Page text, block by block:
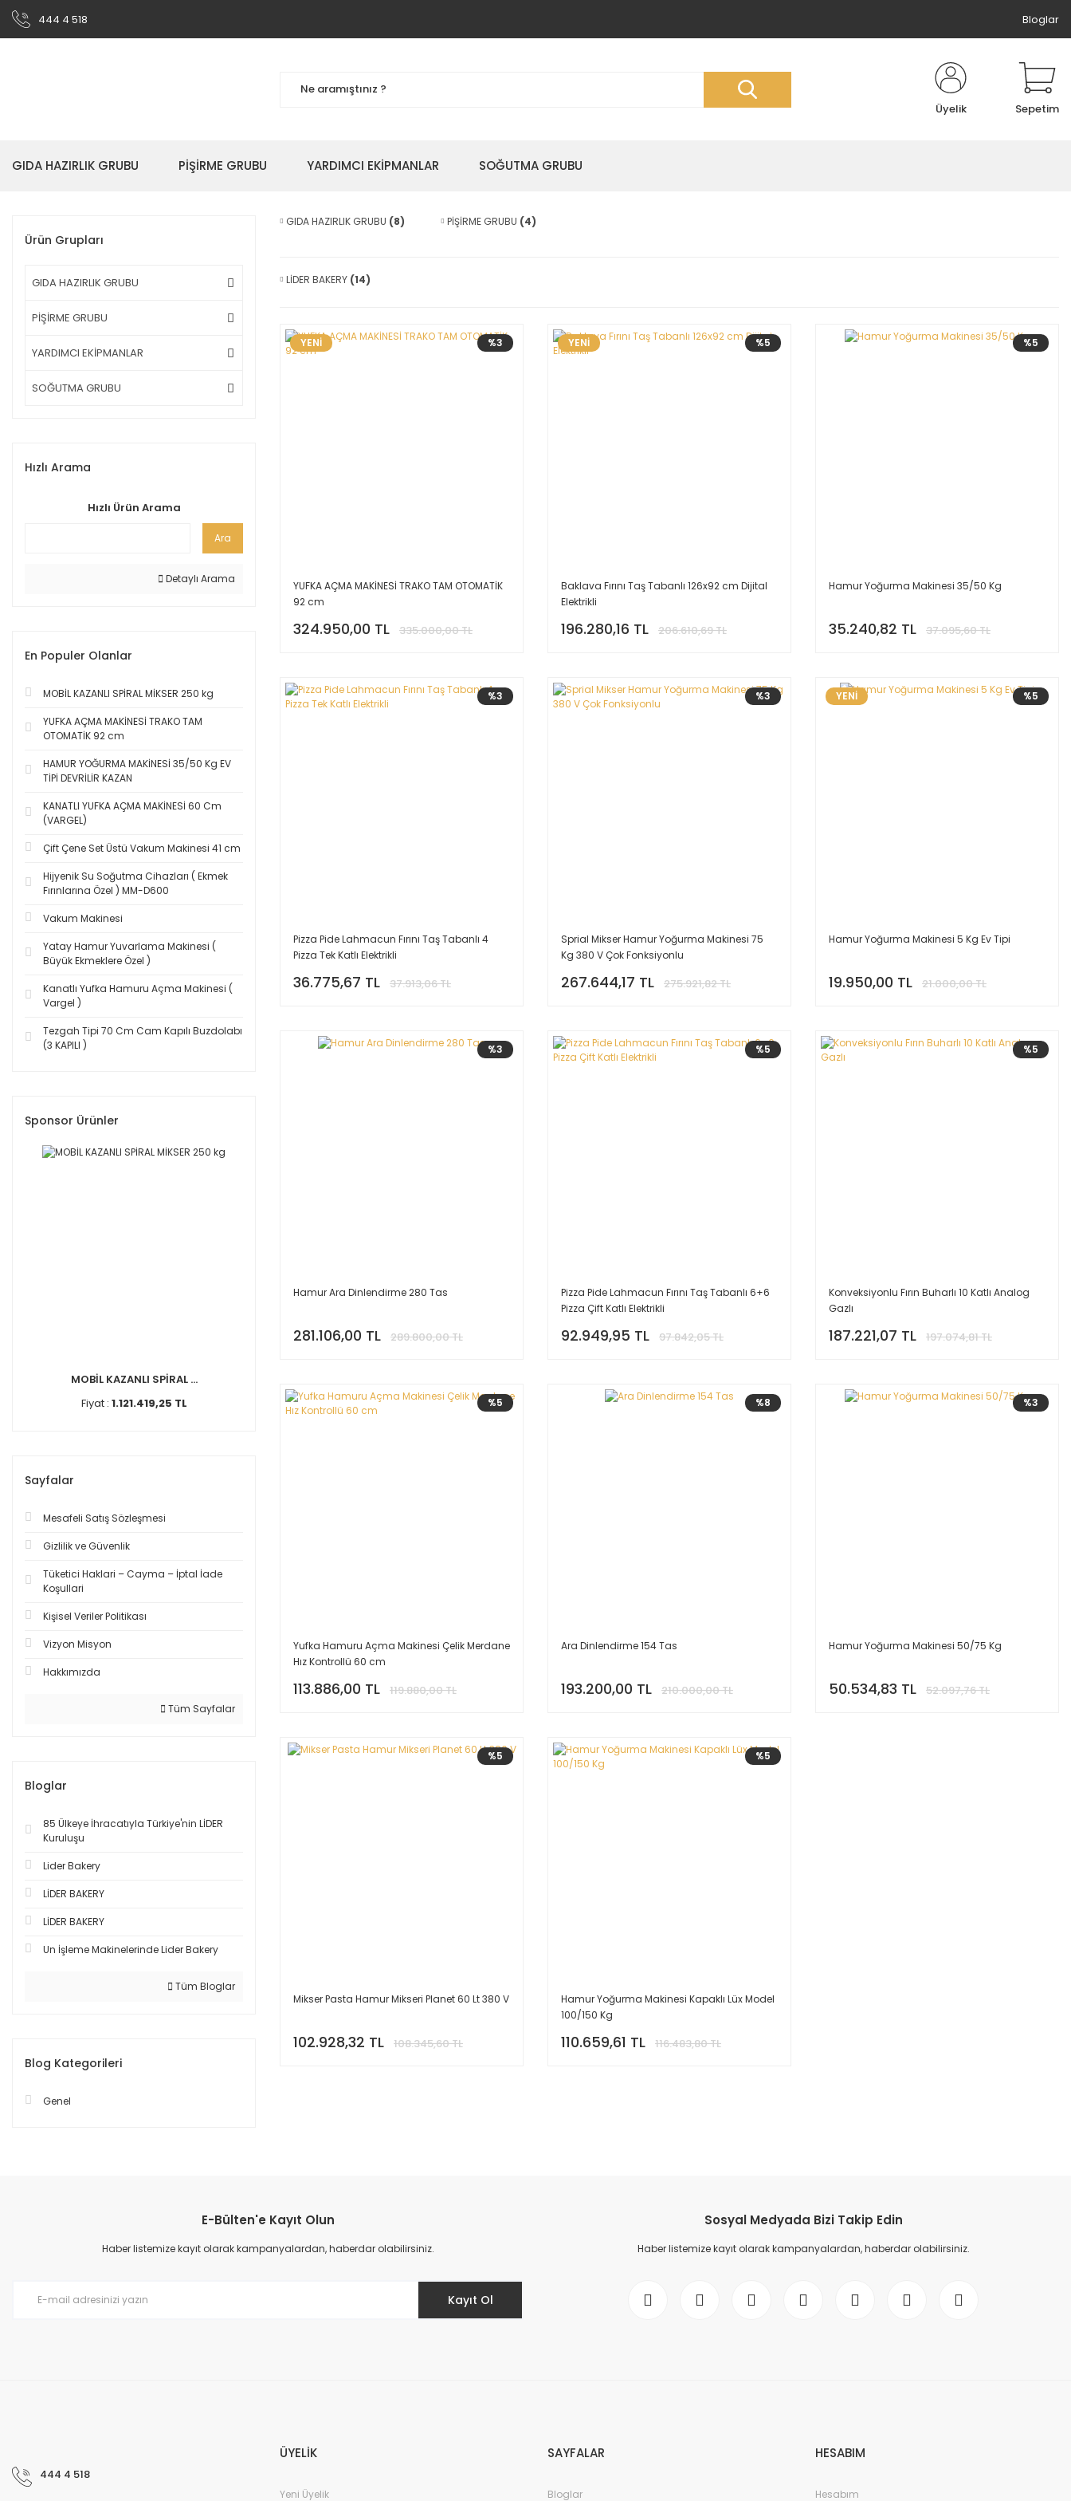
444 4 518 Bloglar
Üyelik Sepetim
GIDA HAZIRLIK GRUBU PİŞİRME GRUBU YARDIMCI EKİPMANLAR SOĞUTMA GRUBU
Ürün Grupları
GIDA HAZIRLIK GRUBU
PİŞİRME GRUBU
YARDIMCI EKİPMANLAR
SOĞUTMA GRUBU
Hızlı Arama
Hızlı Ürün Arama
Ara
Detaylı Arama
En Populer Olanlar
MOBİL KAZANLI SPİRAL MİKSER 250 kg
YUFKA AÇMA MAKİNESİ TRAKO TAM
OTOMATİK 92 cm
HAMUR YOĞURMA MAKİNESİ 35/50 Kg EV
TİPİ DEVRİLİR KAZAN
KANATLI YUFKA AÇMA MAKİNESİ 60 Cm
(VARGEL)
Çift Çene Set Üstü Vakum Makinesi 41 cm
Hijyenik Su Soğutma Cihazları ( Ekmek
Fırınlarına Özel ) MM-D600
Vakum Makinesi
Yatay Hamur Yuvarlama Makinesi (
Büyük Ekmeklere Özel )
Kanatlı Yufka Hamuru Açma Makinesi (
Vargel )
Tezgah Tipi 70 Cm Cam Kapılı Buzdolabı
(3 KAPILI )
Sponsor Ürünler
MOBİL KAZANLI SPİRAL ...
Fiyat : 1.121.419,25 TL
Sayfalar
Mesafeli Satış Sözleşmesi
Gizlilik ve Güvenlik
Tüketici Haklari – Cayma – İptal İade
Koşullari
Kişisel Veriler Politikası
Vizyon Misyon
Hakkımızda
Tüm Sayfalar
Bloglar
85 Ülkeye İhracatıyla Türkiye'nin LİDER
Kuruluşu
Lider Bakery
LİDER BAKERY
LİDER BAKERY
Un İşleme Makinelerinde Lider Bakery
Tüm Bloglar
Blog Kategorileri
Genel
GIDA HAZIRLIK GRUBU (8) PİŞİRME GRUBU (4)
LİDER BAKERY (14)
%3
YENİ
YUFKA AÇMA MAKİNESİ TRAKO TAM OTOMATİK
92 cm
324.950,00 TL 335.000,00 TL
%5
YENİ
Baklava Fırını Taş Tabanlı 126x92 cm Dijital
Elektrikli
196.280,16 TL 206.610,69 TL
%5
Hamur Yoğurma Makinesi 35/50 Kg
35.240,82 TL 37.095,60 TL
%3
Pizza Pide Lahmacun Fırını Taş Tabanlı 4
Pizza Tek Katlı Elektrikli
36.775,67 TL 37.913,06 TL
%3
Sprial Mikser Hamur Yoğurma Makinesi 75
Kg 380 V Çok Fonksiyonlu
267.644,17 TL 275.921,82 TL
%5
YENİ
Hamur Yoğurma Makinesi 5 Kg Ev Tipi
19.950,00 TL 21.000,00 TL
%3
Hamur Ara Dinlendirme 280 Tas
281.106,00 TL 289.800,00 TL
%5
Pizza Pide Lahmacun Fırını Taş Tabanlı 6+6
Pizza Çift Katlı Elektrikli
92.949,95 TL 97.842,05 TL
%5
Konveksiyonlu Fırın Buharlı 10 Katlı Analog
Gazlı
187.221,07 TL 197.074,81 TL
%5
Yufka Hamuru Açma Makinesi Çelik Merdane
Hız Kontrollü 60 cm
113.886,00 TL 119.880,00 TL
%8
Ara Dinlendirme 154 Tas
193.200,00 TL 210.000,00 TL
%3
Hamur Yoğurma Makinesi 50/75 Kg
50.534,83 TL 52.097,76 TL
%5
Mikser Pasta Hamur Mikseri Planet 60 Lt 380 V
102.928,32 TL 108.345,60 TL
%5
Hamur Yoğurma Makinesi Kapaklı Lüx Model
100/150 Kg
110.659,61 TL 116.483,80 TL
E-Bülten'e Kayıt Olun
Haber listemize kayıt olarak kampanyalardan, haberdar olabilirsiniz.
Kayıt Ol
Sosyal Medyada Bizi Takip Edin
Haber listemize kayıt olarak kampanyalardan, haberdar olabilirsiniz.
444 4 518
ÜYELİK
Yeni Üyelik
SAYFALAR
Bloglar
HESABIM
Hesabım